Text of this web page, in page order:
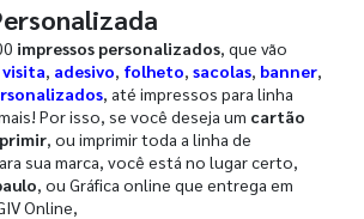
impressos personalizados, que vão
, adesivo, folheto, sacolas, banner,
, até impressos para linha
Por isso, se você deseja um cartão
, ou imprimir toda a linha de
sua marca, você está no lugar certo,
, ou Gráfica online que entrega em
Online,